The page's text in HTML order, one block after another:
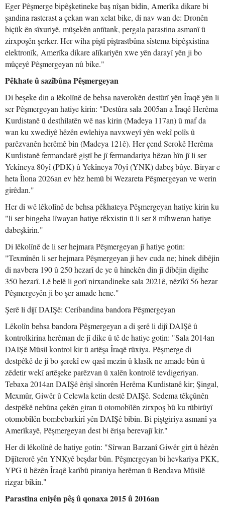
Eger Pêşmerge bipêşketineke baş nîşan bidin, Amerîka dikare bi
şandina rasterast a çekan wan xelat bike, di nav wan de: Dronên
biçûk ên sîxuriyê, mûşekên antîtank, pergala parastina asmanî û
zirxpoşên şerker. Her wiha piştî piştrastbûna sîstema bipêşxistina
elektronîk, Amerîka dikare alîkariyên xwe yên darayî yên ji bo
mûçeyê Pêşmergeyan nû bike."
Pêkhate û sazîbûna Pêşmergeyan
Di beşeke din a lêkolînê de behsa naverokên destûrî yên Îraqê yên li
ser Pêşmergeyan hatiye kirin: "Destûra sala 2005an a Îraqê Herêma
Kurdistanê û desthilatên wê nas kirin (Madeya 117an) û maf da
wan ku xwediyê hêzên ewlehiya navxweyî yên wekî polîs û
parêzvanên herêmê bin (Madeya 121ê). Her çend Serokê Herêma
Kurdistanê fermandarê giştî be jî fermandariya hêzan hîn jî li ser
Yekîneya 80yî (PDK) û Yekîneya 70yî (YNK) dabeş bûye. Biryar e
heta Îlona 2026an ev hêz hemû bi Wezareta Pêşmergeyan ve werin
girêdan."
Her di wê lêkolînê de behsa pêkhateya Pêşmergeyan hatiye kirin ku
"li ser bingeha lîwayan hatiye rêkxistin û li ser 8 mîhweran hatiye
dabeşkirin."
Di lêkolînê de li ser hejmara Pêşmergeyan jî hatiye gotin:
"Texmînên li ser hejmara Pêşmergeyan ji hev cuda ne; hinek dibêjin
di navbera 190 û 250 hezarî de ye û hinekên din jî dibêjin digihe
350 hezarî. Lê belê li gorî nirxandineke sala 2021ê, nêzîkî 56 hezar
Pêşmergeyên ji bo şer amade hene."
Şerê li dijî DAIŞê: Ceribandina bandora Pêşmergeyan
Lêkolîn behsa bandora Pêşmergeyan a di şerê li dijî DAIŞê û
kontrolkirina herêman de jî dike û tê de hatiye gotin: "Sala 2014an
DAIŞê Mûsil kontrol kir û artêşa Îraqê rûxiya. Pêşmerge di
destpêkê de ji bo şerekî ew qasî mezin û klasîk ne amade bûn û
zêdetir wekî artêşeke parêzvan û xalên kontrolê tevdigeriyan.
Tebaxa 2014an DAIŞê êrişî sînorên Herêma Kurdistanê kir; Şingal,
Mexmûr, Giwêr û Celewla ketin destê DAIŞê. Sedema têkçûnên
destpêkê nebûna çekên giran û otomobîlên zirxpoş bû ku rûbirûyî
otomobîlên bombebarkirî yên DAIŞê bibin. Bi piştgiriya asmanî ya
Amerîkayê, Pêşmergeyan dest bi êrişa berevajî kir."
Her di lêkolînê de hatiye gotin: "Sîrwan Barzanî Giwêr girt û hêzên
Dijîterorê yên YNKyê beşdar bûn. Pêşmergeyan bi hevkariya PKK,
YPG û hêzên Îraqê karîbû piraniya herêman û Bendava Mûsilê
rizgar bikin."
Parastina eniyên pêş û qonaxa 2015 û 2016an